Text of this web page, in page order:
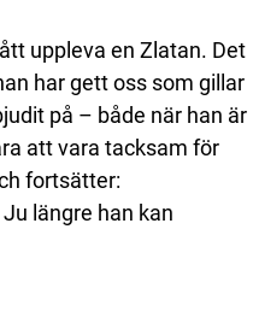
uppleva en Zlatan. Det
har gett oss som gillar
på – både när han är
att vara tacksam för
fortsätter:
längre han kan